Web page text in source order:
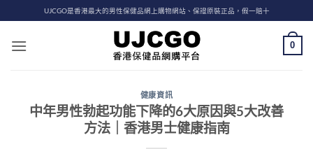
to
content
UJCGO是香港最大的男性保健品網上購物網站、保證原裝正品，假一賠十
0
健康資訊
中年男性勃起功能下降的6大原因與5大改善
方法｜香港男士健康指南